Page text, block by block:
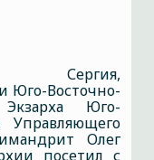
Сергия,
Юго-Восточно-
Экзарха Юго-
Олег
посетил с